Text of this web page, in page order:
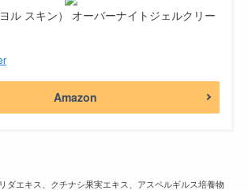
ル スキン） オーバーナイトジェルクリー
Amazon
ダエキス、クチナシ果実エキス、アスペルギルス培養物